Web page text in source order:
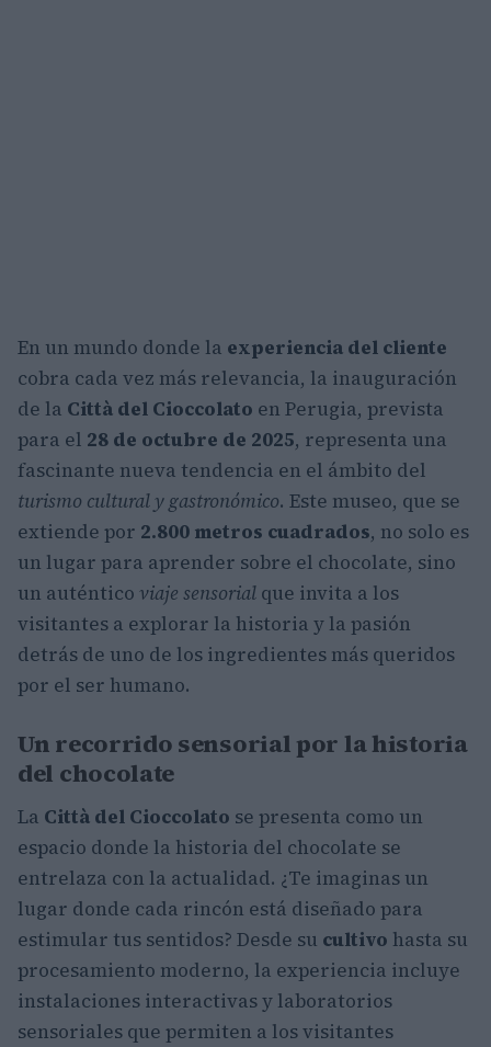
En un mundo donde la experiencia del cliente
cobra cada vez más relevancia, la inauguración
de la Città del Cioccolato en Perugia, prevista
para el 28 de octubre de 2025, representa una
fascinante nueva tendencia en el ámbito del
turismo cultural y gastronómico. Este museo, que se
extiende por 2.800 metros cuadrados, no solo es
un lugar para aprender sobre el chocolate, sino
un auténtico viaje sensorial que invita a los
visitantes a explorar la historia y la pasión
detrás de uno de los ingredientes más queridos
por el ser humano.
Un recorrido sensorial por la historia
del chocolate
La Città del Cioccolato se presenta como un
espacio donde la historia del chocolate se
entrelaza con la actualidad. ¿Te imaginas un
lugar donde cada rincón está diseñado para
estimular tus sentidos? Desde su cultivo hasta su
procesamiento moderno, la experiencia incluye
instalaciones interactivas y laboratorios
sensoriales que permiten a los visitantes